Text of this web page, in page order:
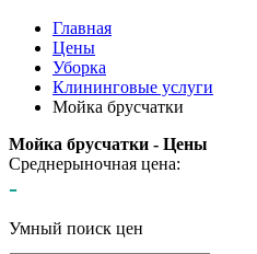
Главная
Цены
Уборка
Клининговые услуги
Мойка брусчатки
Мойка брусчатки - Цены
Среднерыночная цена:
-
Умный поиск цен